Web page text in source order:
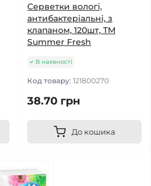
Серветки вологі,
антибактеріальні, з
клапаном, 120шт, ТМ
Summer Fresh
В наявності
Код товару: 121800270
38.70 грн
До кошика